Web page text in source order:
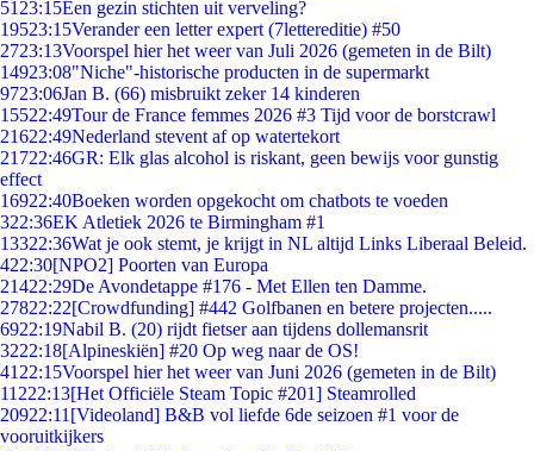
51 23:15Een gezin stichten uit verveling?
19523:15Verander een letter expert (7lettereditie) #50
2723:13Voorspel hier het weer van Juli 2026 (gemeten in de Bilt)
14923:08"Niche"-historische producten in de supermarkt
9723:06Jan B. (66) misbruikt zeker 14 kinderen
15522:49Tour de France femmes 2026 #3 Tijd voor de borstcrawl
21622:49Nederland stevent af op watertekort
21722:46GR: Elk glas alcohol is riskant, geen bewijs voor gunstig
effect
16922:40Boeken worden opgekocht om chatbots te voeden
322:36EK Atletiek 2026 te Birmingham #1
13322:36Wat je ook stemt, je krijgt in NL altijd Links Liberaal Beleid.
422:30[NPO2] Poorten van Europa
21422:29De Avondetappe #176 - Met Ellen ten Damme.
27822:22[Crowdfunding] #442 Golfbanen en betere projecten.....
6922:19Nabil B. (20) rijdt fietser aan tijdens dollemansrit
3222:18[Alpineskiën] #20 Op weg naar de OS!
41 22:15Voorspel hier het weer van Juni 2026 (gemeten in de Bilt)
11222:13[Het Officiële Steam Topic #201] Steamrolled
20922:11 [Videoland] B&B vol liefde 6de seizoen #1 voor de
vooruitkijkers